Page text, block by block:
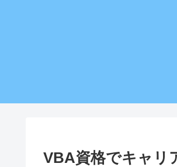
VBA資格でキャリ